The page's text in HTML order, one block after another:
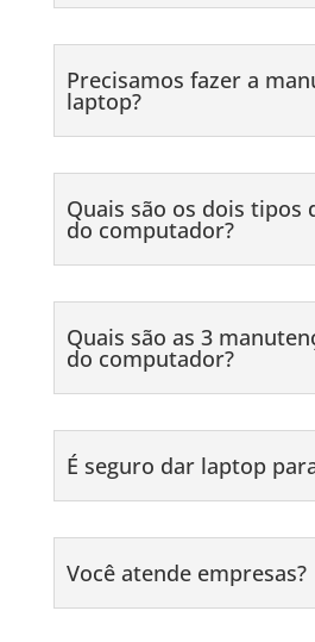
Precisamos fazer a
laptop?
Quais são os dois tipos
do computador?
Quais são as 3
do computador?
É seguro dar laptop
Você atende empresas?